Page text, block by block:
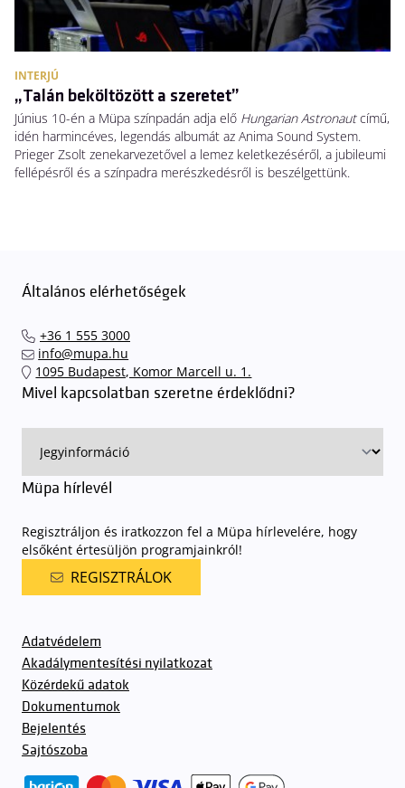
INTERJÚ
„Talán beköltözött a szeretet”
Június 10-én a Müpa színpadán adja elő Hungarian Astronautcímű,
idén harmincéves, legendás albumát az Anima Sound System.
Prieger Zsolt zenekarvezetővel a lemez keletkezéséről, a jubileumi
fellépésről és a színpadra merészkedésről is beszélgettünk.
Általános elérhetőségek
+36 1 555 3000
info@mupa.hu
1095 Budapest, Komor Marcell u. 1.
Mivel kapcsolatban szeretne érdeklődni?
Müpa hírlevél
Regisztráljon és iratkozzon fel a Müpa hírlevelére, hogy
elsőként értesüljön programjainkról!
REGISZTRÁLOK
Adatvédelem
Akadálymentesítési nyilatkozat
Közérdekű adatok
Dokumentumok
Bejelentés
Sajtószoba